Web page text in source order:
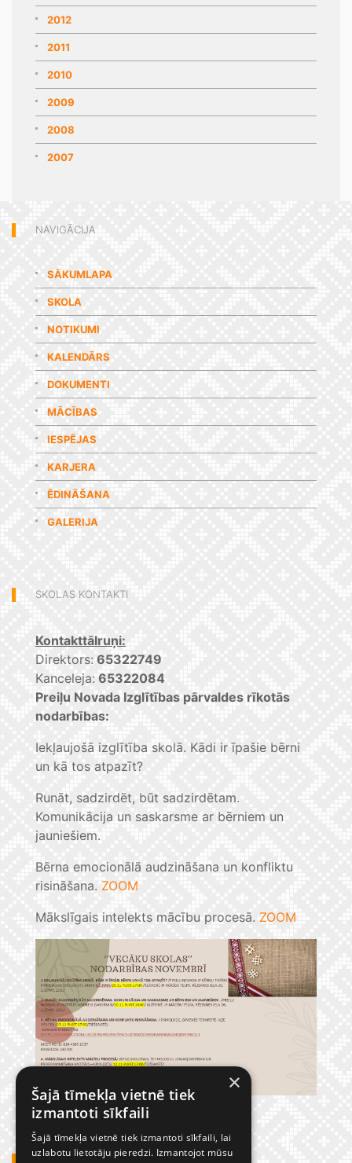
2012
2011
2010
2009
2008
2007
NAVIGĀCIJA
SĀKUMLAPA
SKOLA
NOTIKUMI
KALENDĀRS
DOKUMENTI
MĀCĪBAS
IESPĒJAS
KARJERA
ĒDINĀŠANA
GALERIJA
SKOLAS KONTAKTI
Kontakttālruņi:
Direktors: 65322749
Kanceleja: 65322084
Preiļu Novada Izglītības pārvaldes rīkotās
nodarbības:
Iekļaujošā izglītība skolā. Kādi ir īpašie bērni
un kā tos atpazīt?
Runāt, sadzirdēt, būt sadzirdētam.
Komunikācija un saskarsme ar bērniem un
jauniešiem.
Bērna emocionālā audzināšana un konfliktu
risināšana. ZOOM
Mākslīgais intelekts mācību procesā. ZOOM
GADĪJUMBILDES
×
Šajā tīmekļa vietnē tiek
izmantoti sīkfaili
Šajā tīmekļa vietnē tiek izmantoti sīkfaili, lai
uzlabotu lietotāju pieredzi. Izmantojot mūsu